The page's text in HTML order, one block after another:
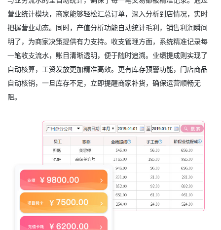
营业统计模块，商家能够轻松汇总订单，深入分析到店情况，实时
把握营业动态。同时，产值分析功能自动统计毛利，销售利润瞬间
明了，为商家决策提供有力支持。收支管理方面，系统精准记录每
一笔收支流水，账目清晰透明，便于随时追溯。业绩提成则实现了
自动核算，工资发放更加精准高效。更有库存预警功能，门店商品
自动核销，一旦库存不足，立即提醒商家补货，确保运营顺畅无
阻。